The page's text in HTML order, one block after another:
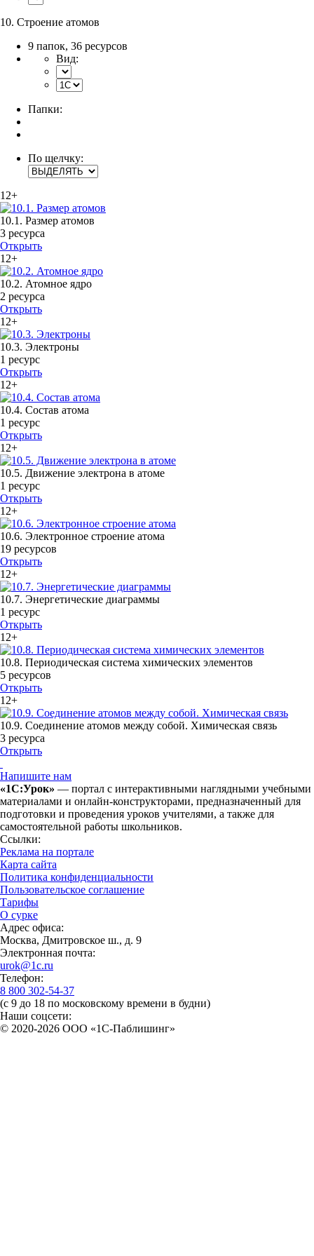
10. Строение атомов
9 папок, 36 ресурсов
Вид:
Папки:
По щелчку:
12+
10.1. Размер атомов
3 ресурса
Открыть
12+
10.2. Атомное ядро
2 ресурса
Открыть
12+
10.3. Электроны
1 ресурс
Открыть
12+
10.4. Состав атома
1 ресурс
Открыть
12+
10.5. Движение электрона в атоме
1 ресурс
Открыть
12+
10.6. Электронное строение атома
19 ресурсов
Открыть
12+
10.7. Энергетические диаграммы
1 ресурс
Открыть
12+
10.8. Периодическая система химических элементов
5 ресурсов
Открыть
12+
10.9. Соединение атомов между собой. Химическая связь
3 ресурса
Открыть
Напишите нам
«1С:Урок» — портал с интерактивными наглядными учебными
материалами и онлайн-конструкторами, предназначенный для
подготовки и проведения уроков учителями, а также для
самостоятельной работы школьников.
Ссылки:
Реклама на портале
Карта сайта
Политика конфиденциальности
Пользовательское соглашение
Тарифы
О сурке
Адрес офиса:
Москва, Дмитровское ш., д. 9
Электронная почта:
urok@1c.ru
Телефон:
8 800 302-54-37
(с 9 до 18 по московскому времени в будни)
Наши соцсети:
© 2020-2026 OOO «1С-Паблишинг»